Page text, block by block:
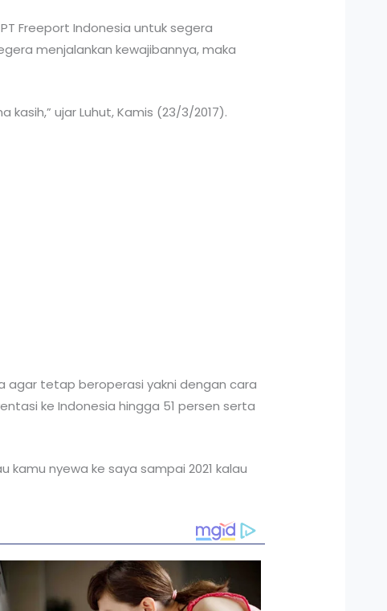
Freeport Indonesia untuk segera
menjalankan kewajibannya, maka
ujar Luhut, Kamis (23/3/2017).
agar tetap beroperasi yakni dengan cara
ke Indonesia hingga 51 persen serta
nyewa ke saya sampai 2021 kalau